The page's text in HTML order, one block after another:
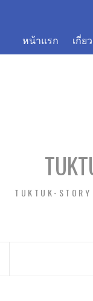
contentหน้าแรก เกี่ย
TUKTUK-